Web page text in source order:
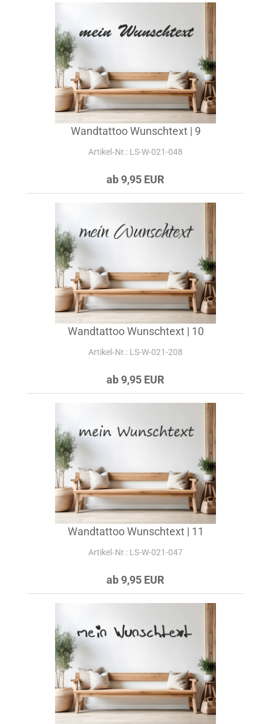
Wandtattoo Wunschtext | 9
Artikel‑Nr.: LS-W-021-048
ab 9,95 EUR
Wandtattoo Wunschtext | 10
Artikel‑Nr.: LS-W-021-208
ab 9,95 EUR
Wandtattoo Wunschtext | 11
Artikel‑Nr.: LS-W-021-047
ab 9,95 EUR